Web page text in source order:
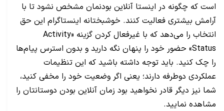
است که چگونه در اینستا آنلاین بودنمان مشخص نشود تا با
آرامش بیشتری فعالیت کنند. خوشبختانه اینستاگرام این حق
انتخاب را می‌دهد که با غیرفعال کردن گزینه «Activity
Status» حضور خود را پنهان نگه دارید و بدون استرس پیام‌ها
را چک کنید. باید توجه داشته باشید که این تنظیمات
عملکردی دوطرفه دارند؛ یعنی اگر وضعیت خود را مخفی کنید،
شما نیز دیگر قادر نخواهید بود زمان آنلاین بودن دوستانتان را
مشاهده نمایید.